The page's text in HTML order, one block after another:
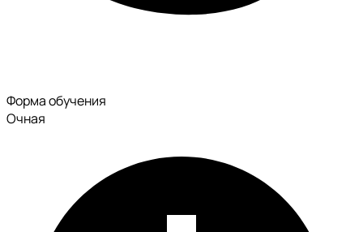
Форма обучения
Очная